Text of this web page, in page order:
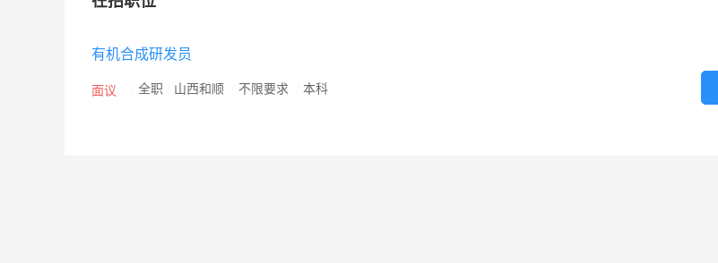
有机合成研发员
面议 全职 山西和顺 不限要求 本科